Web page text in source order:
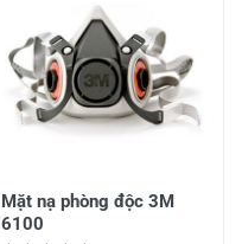
Mặt nạ phòng độc 3M
6100